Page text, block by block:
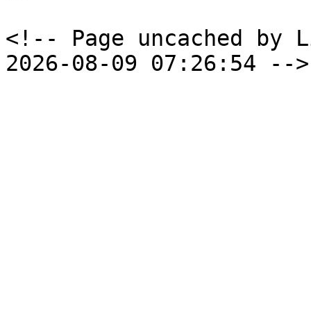
<!-- Page uncached by
2026-08-09 07:26:54 -->